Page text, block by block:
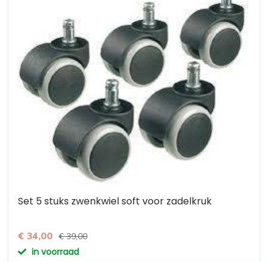
Set 5 stuks zwenkwiel soft voor zadelkruk
€ 34,00 € 39,00
in voorraad